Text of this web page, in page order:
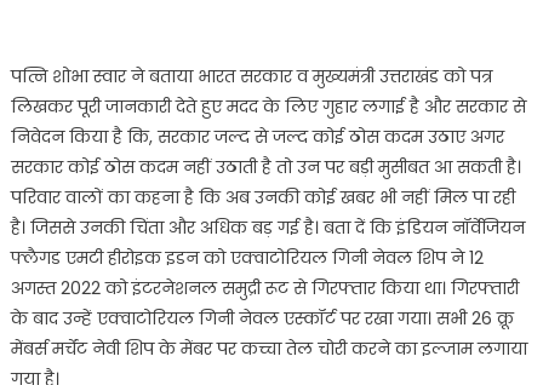
पत्नि शोभा स्वार ने बताया भारत सरकार व मुख्यमंत्री उत्तराखंड को पत्र
लिखकर पूरी जानकारी देते हुए मदद के लिए गुहार लगाई है और सरकार से
निवेदन किया है कि, सरकार जल्द से जल्द कोई ठोस कदम उठाए अगर
सरकार कोई ठोस कदम नहीं उठाती है तो उन पर बड़ी मुसीबत आ सकती है।
परिवार वालों का कहना है कि अब उनकी कोई खबर भी नहीं मिल पा रही
है। जिससे उनकी चिंता और अधिक बड़ गई है। बता दें कि इंडियन नॉर्वेजियन
फ्लैगड एमटी हीरोइक इडन को एक्वाटोरियल गिनी नेवल शिप ने 12
अगस्त 2022 को इंटरनेशनल समुद्री रूट से गिरफ्तार किया था। गिरफ्तारी
के बाद उन्हें एक्वाटोरियल गिनी नेवल एस्कॉर्ट पर रखा गया। सभी 26 क्रू
मेंबर्स मर्चेंट नेवी शिप के मेंबर पर कच्चा तेल चोरी करने का इल्जाम लगाया
गया है।